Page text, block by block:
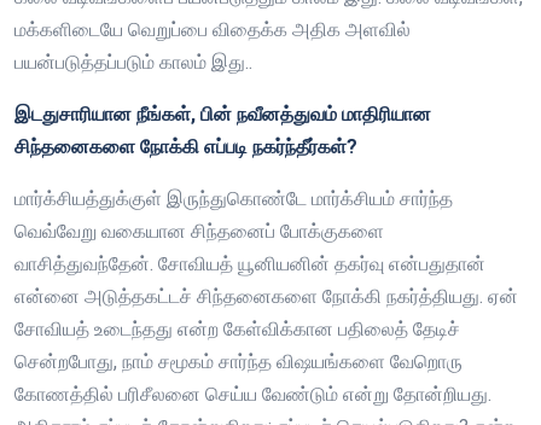
மக்களிடையே வெறுப்பை விதைக்க அதிக அளவில்
பயன்படுத்தப்படும் காலம் இது..
இடதுசாரியான நீங்கள், பின் நவீனத்துவம் மாதிரியான
சிந்தனைகளை நோக்கி எப்படி நகர்ந்தீர்கள்?
மார்க்சியத்துக்குள் இருந்துகொண்டே மார்க்சியம் சார்ந்த
வெவ்வேறு வகையான சிந்தனைப் போக்குகளை
வாசித்துவந்தேன். சோவியத் யூனியனின் தகர்வு என்பதுதான்
என்னை அடுத்தகட்டச் சிந்தனைகளை நோக்கி நகர்த்தியது. ஏன்
சோவியத் உடைந்தது என்ற கேள்விக்கான பதிலைத் தேடிச்
சென்றபோது, நாம் சமூகம் சார்ந்த விஷயங்களை வேறொரு
கோணத்தில் பரிசீலனை செய்ய வேண்டும் என்று தோன்றியது.